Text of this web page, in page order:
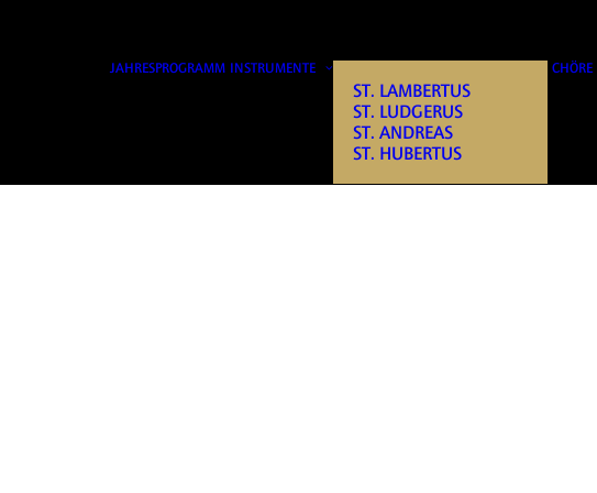
JAHRESPROGRAMM INSTRUMENTE
ST. LAMBERTUS
ST. LUDGERUS
ST. ANDREAS
ST. HUBERTUS
CHÖRE